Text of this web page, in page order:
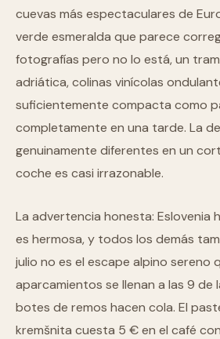
cuevas más espectaculares de
verde esmeralda que parece
fotografías pero no lo está, un
adriática, colinas vinícolas
suficientemente compacta como
completamente en una tarde. La
genuinamente diferentes en un
coche es casi irrazonable.
La advertencia honesta: Eslovenia
es hermosa, y todos los demás
julio no es el escape alpino sereno
aparcamientos se llenan a las 9 de
botes de remos hacen cola. El
kremšnita cuesta 5 € en el café con